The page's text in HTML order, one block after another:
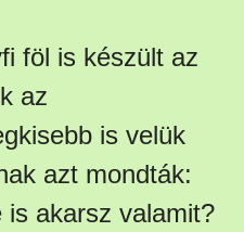
föl is készült az
az
is velük
azt mondták:
akarsz valamit?